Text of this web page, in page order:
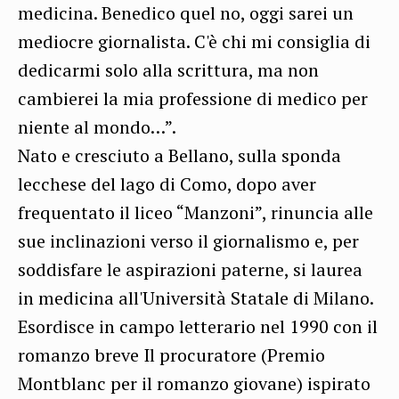
medicina. Benedico quel no, oggi sarei un
mediocre giornalista. C'è chi mi consiglia di
dedicarmi solo alla scrittura, ma non
cambierei la mia professione di medico per
niente al mondo…”.
Nato e cresciuto a Bellano, sulla sponda
lecchese del lago di Como, dopo aver
frequentato il liceo “Manzoni”, rinuncia alle
sue inclinazioni verso il giornalismo e, per
soddisfare le aspirazioni paterne, si laurea
in medicina all'Università Statale di Milano.
Esordisce in campo letterario nel 1990 con il
romanzo breve Il procuratore (Premio
Montblanc per il romanzo giovane) ispirato